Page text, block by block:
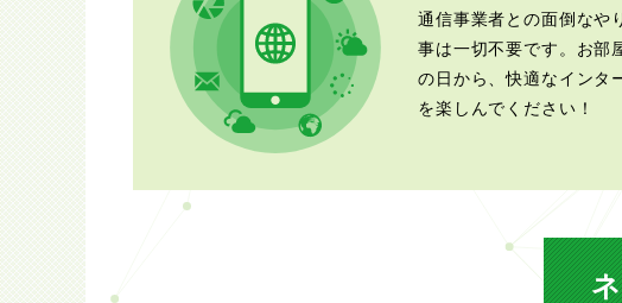
通信事業者との面倒なや
事は一切不要です。お部
の日から、快適なインタ
を楽しんでください！